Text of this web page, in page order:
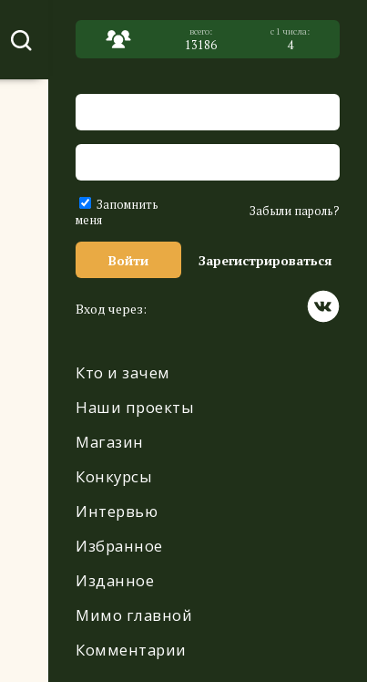
13186 4
Запомнить
меня
Забыли пароль?
Войти Зарегистрироваться
Вход через:
Кто и зачем
Наши проекты
Магазин
Конкурсы
Интервью
Избранное
Изданное
Мимо главной
Комментарии